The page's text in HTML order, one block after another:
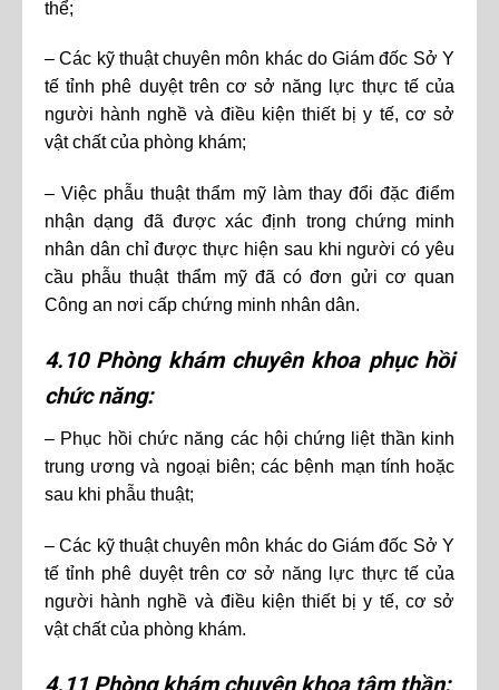
thể;
– Các kỹ thuật chuyên môn khác do Giám đốc Sở Y
tế tỉnh phê duyệt trên cơ sở năng lực thực tế của
người hành nghề và điều kiện thiết bị y tế, cơ sở
vật chất của phòng khám;
– Việc phẫu thuật thẩm mỹ làm thay đổi đặc điểm
nhận dạng đã được xác định trong chứng minh
nhân dân chỉ được thực hiện sau khi người có yêu
cầu phẫu thuật thẩm mỹ đã có đơn gửi cơ quan
Công an nơi cấp chứng minh nhân dân.
4.10 Phòng khám chuyên khoa phục hồi
chức năng:
– Phục hồi chức năng các hội chứng liệt thần kinh
trung ương và ngoại biên; các bệnh mạn tính hoặc
sau khi phẫu thuật;
– Các kỹ thuật chuyên môn khác do Giám đốc Sở Y
tế tỉnh phê duyệt trên cơ sở năng lực thực tế của
người hành nghề và điều kiện thiết bị y tế, cơ sở
vật chất của phòng khám.
4.11 Phòng khám chuyên khoa tâm thần: